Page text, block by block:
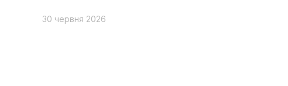
30 червня 2026